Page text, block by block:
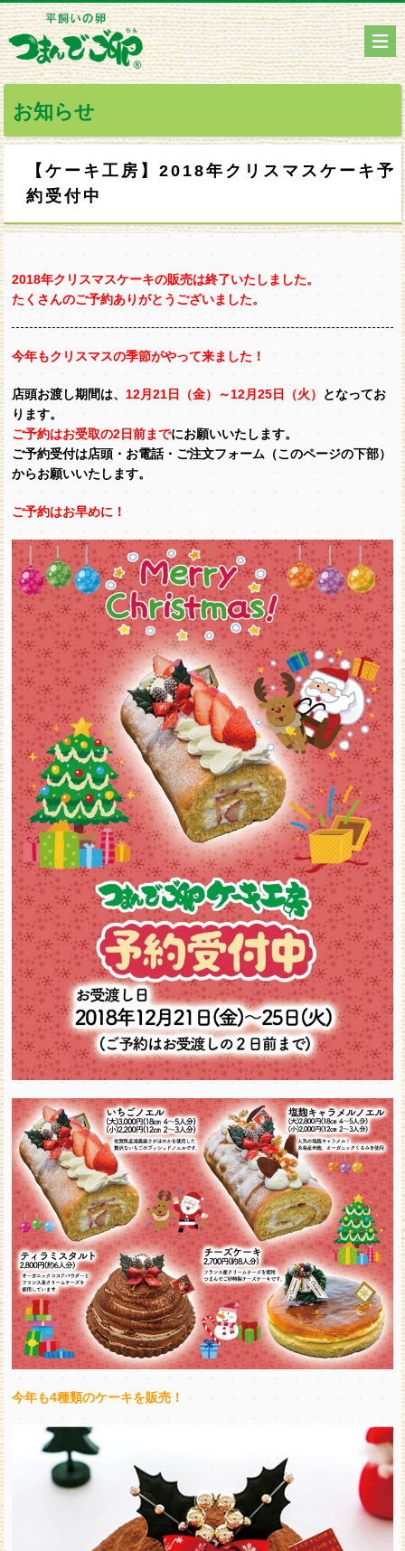
お知らせ
【ケーキ工房】2018年クリスマスケーキ予
約受付中
2018年クリスマスケーキの販売は終了いたしました。
たくさんのご予約ありがとうございました。
今年もクリスマスの季節がやって来ました！
店頭お渡し期間は、 12月21日（金）～12月25日（火）
となってお
ります。
ご予約はお受取の2日前までにお願いいたします。
ご予約受付は店頭・お電話・ ご注文フォーム（このページの下部）
からお願いいたします。
ご予約はお早めに！
今年も4種類のケーキを販売！